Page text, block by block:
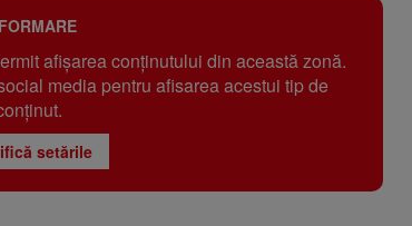
afișarea conținutului din această zonă.
media pentru afisarea acestui tip de
setările